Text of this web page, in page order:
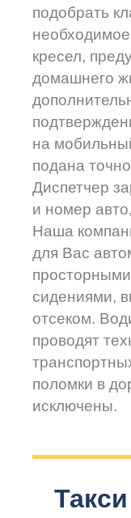
подобрать
необходимое
кресел,
домашнего
на
подана
Диспетчер
и номер
Наша
для Вас
сидениями,
отсеком.
проводят
поломки в
исключены.